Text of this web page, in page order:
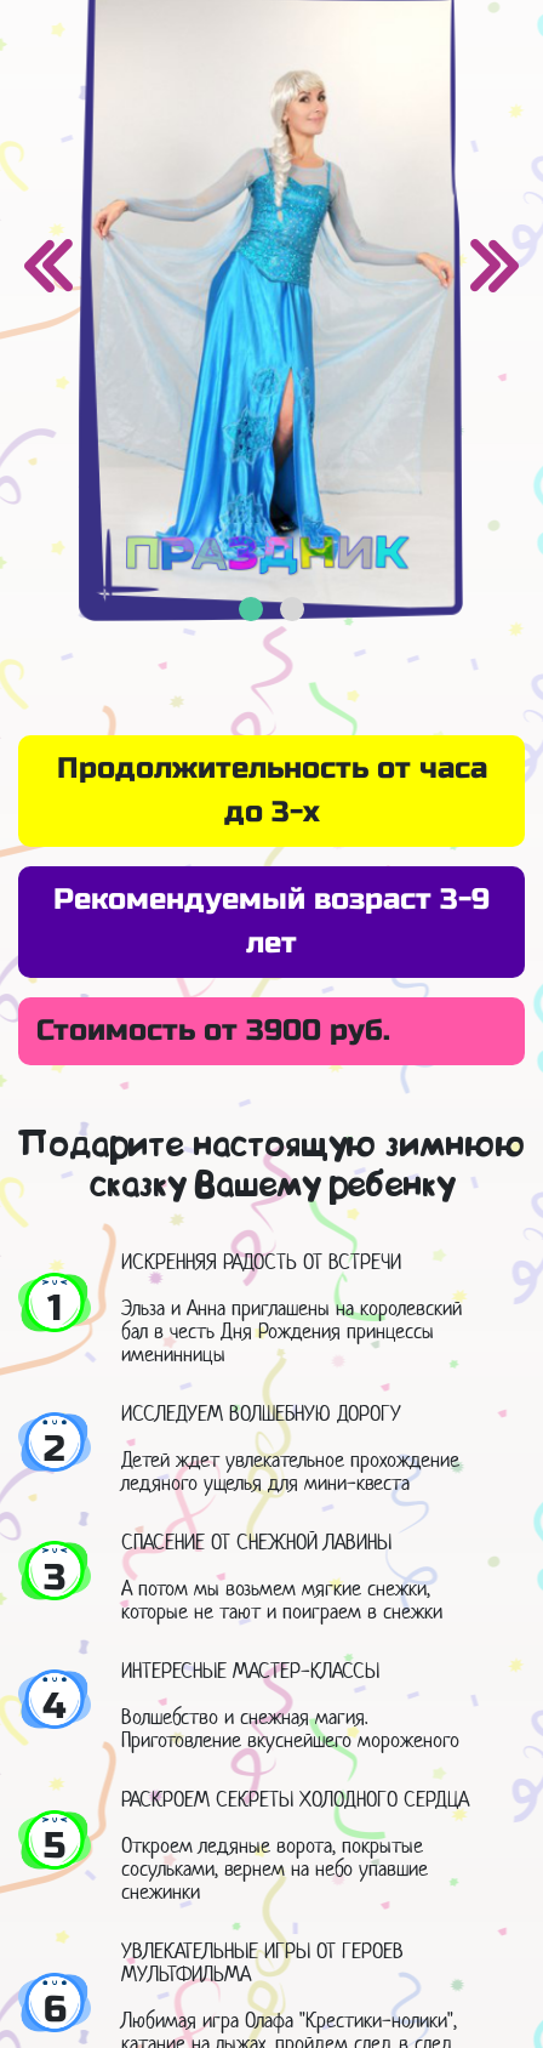
Продолжительность от часа
до 3-х
Рекомендуемый возраст 3-9
лет
Стоимость от 3900 руб.
Подарите настоящую зимнюю
сказку Вашему ребенку
1
ИСКРЕННЯЯ РАДОСТЬ ОТ ВСТРЕЧИ
Эльза и Анна приглашены на королевский
бал в честь Дня Рождения принцессы
именинницы
2
ИССЛЕДУЕМ ВОЛШЕБНУЮ ДОРОГУ
Детей ждет увлекательное прохождение
ледяного ущелья для мини-квеста
3
СПАСЕНИЕ ОТ СНЕЖНОЙ ЛАВИНЫ
А потом мы возьмем мягкие снежки,
которые не тают и поиграем в снежки
4
ИНТЕРЕСНЫЕ МАСТЕР-КЛАССЫ
Волшебство и снежная магия.
Приготовление вкуснейшего мороженого
5
РАСКРОЕМ СЕКРЕТЫ ХОЛОДНОГО СЕРДЦА
Откроем ледяные ворота, покрытые
сосульками, вернем на небо упавшие
снежинки
6
УВЛЕКАТЕЛЬНЫЕ ИГРЫ ОТ ГЕРОЕВ
МУЛЬТФИЛЬМА
Любимая игра Олафа "Крестики-нолики",